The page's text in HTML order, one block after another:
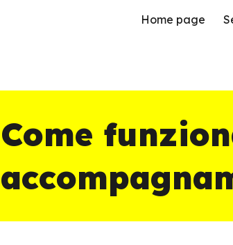
Skip to main content
Home page
Come